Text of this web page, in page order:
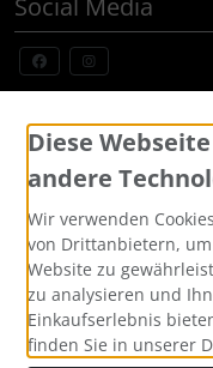
Alle Preise inkl.
Diese
andere
Wir verwenden
von Drittanbietern,
Website zu
zu analysieren und
Einkaufserlebnis
finden Sie in unserer